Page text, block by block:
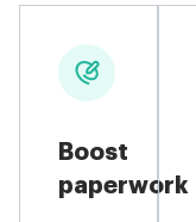
Boost
paperwork